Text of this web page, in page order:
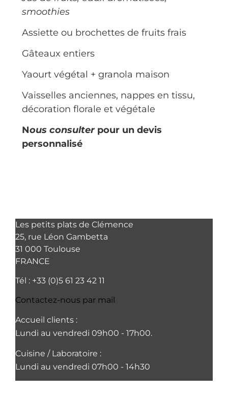
smoothies
Assiette ou brochettes de fruits frais
Gâteaux entiers
Yaourt végétal + granola maison
Vaisselles anciennes, nappes en tissu,
décoration florale et végétale
Nous consulterpour un devis
personnalisé
Les petits plats de Clémence
25, rue Léon Gambetta
31 000 Toulouse
FRANCE
Tél : +33 (0)5 61 23 42 11
Contactez-nous par mail
Accueil clients :
Lundi au vendredi 09h00 - 17h00.
Cuisine / Laboratoire :
Lundi au vendredi 07h00 - 14h30